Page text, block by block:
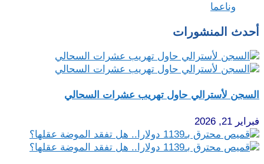
وناعما
أحدث المنشورات
السجن لأسترالي حاول تهريب عشرات السحالي
فبراير 21, 2026